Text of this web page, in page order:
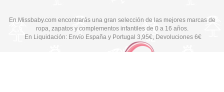
En Missbaby.com encontrarás una gran selección de las mejores marcas de
ropa, zapatos y complementos infantiles de 0 a 16 años.
En Liquidación: Envío España y Portugal 3,95€, Devoluciones 6€